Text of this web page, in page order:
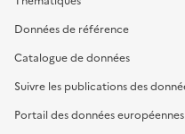
Données de référence
Catalogue de données
Suivre les publications des
Portail des données européennes